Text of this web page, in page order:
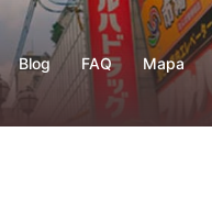
Blog FAQ Mapa